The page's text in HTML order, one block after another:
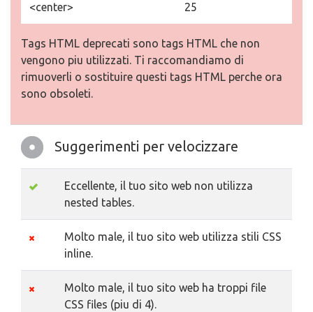
<center> 25
Tags HTML deprecati sono tags HTML che non
vengono piu utilizzati. Ti raccomandiamo di
rimuoverli o sostituire questi tags HTML perche ora
sono obsoleti.
Suggerimenti per velocizzare
Eccellente, il tuo sito web non utilizza
nested tables.
Molto male, il tuo sito web utilizza stili CSS
inline.
Molto male, il tuo sito web ha troppi file
CSS files (piu di 4).